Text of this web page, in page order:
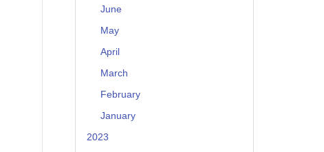
June
May
April
March
February
January
2023